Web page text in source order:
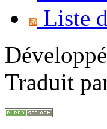
Liste
Traduit